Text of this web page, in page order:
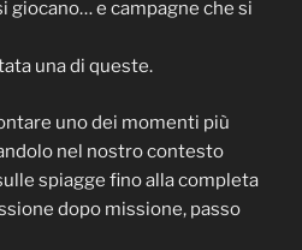
giocano… e campagne che si
una di queste.
uno dei momenti più
nel nostro contesto
spiagge fino alla completa
dopo missione, passo